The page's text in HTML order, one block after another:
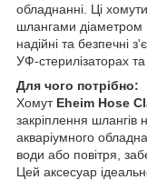
обладнанні. Ці
шлангами діаметром
надійні та безпечні
УФ-стерилізаторах
Для чого потрібно:
Хомут Eheim Hose
закріплення шлангів
акваріумного
води або повітря,
Цей аксесуар